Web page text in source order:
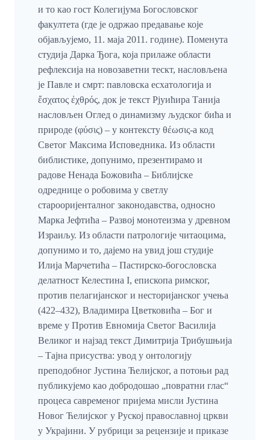
и то као гост Колегијума Богословског
факултета (где је одржао предавање које
објављујемо, 11. маја 2011. године). Поменута
студија Дарка Ђога, која прилаже области
рефлексија на новозаветни тескт, насловљена
је Павле и смрт: павловска есхатологија и
ἔσχατος ἐχθρός, док је текст Рјуићира Танија
насловљен Оглед о динамизму људског бића и
природе (φύσις) – у контексту θέωσις-а код
Светог Максима Исповедника. Из области
библистике, допунимо, презентирамо и
радове Ненада Божовића – Библијске
одреднице о робовима у светлу
старооријенталног законодавства, односно
Марка Јефтића – Развој монотеизма у древном
Израиљу. Из области патрологије читаоцима,
допунимо и то, дајемо на увид још студије
Илија Марчетића – Пастирско-богословска
делатност Келестина I, епископа римског,
против пелагијанског и несторијанског учења
(422–432), Владимира Цветковића – Бог и
време у Против Евномија Светог Василија
Великог и најзад текст Димитрија Трибушњија
– Тајна присуства: увод у онтологију
преподобног Јустинa Ћелијског, а потоњи рад
публикујемо као добродошао „повратни глас“
процеса савременог пријема мисли Јустина
Новог Ћелијског у Руској православној цркви
у Украјини. У рубрици за рецензије и приказе